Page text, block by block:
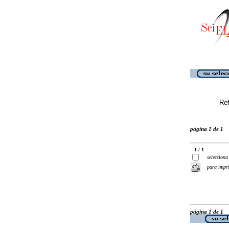
página 1 de 1
1 / 1
selecciona
para
página 1 de 1